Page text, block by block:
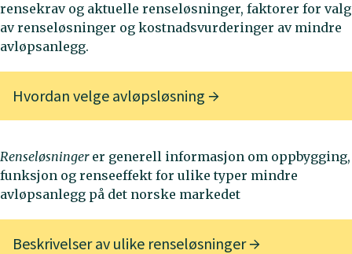
rensekrav og aktuelle renseløsninger, faktorer for valg
av renseløsninger og kostnadsvurderinger av mindre
avløpsanlegg.
Hvordan velge avløpsløsning
Renseløsninger er generell informasjon om oppbygging,
funksjon og renseeffekt for ulike typer mindre
avløpsanlegg på det norske markedet
Beskrivelser av ulike renseløsninger